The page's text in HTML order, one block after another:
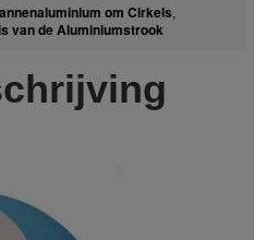
om Cirkels,
van de Aluminiumstrook